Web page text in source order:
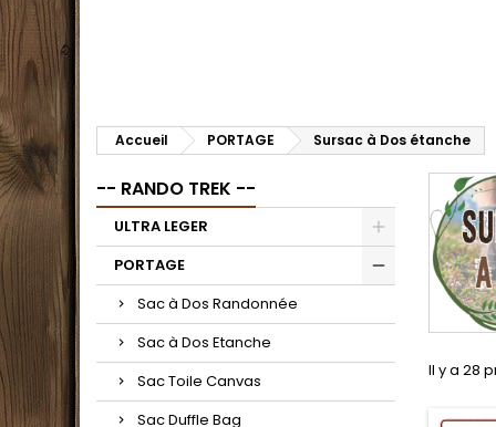
Accueil PORTAGE Sursac à Dos étanche
-- RANDO TREK --
ULTRA LEGER
PORTAGE
Sac à Dos Randonnée
Sac à Dos Etanche
Sac Toile Canvas
Sac Duffle Bag
Il y a 28